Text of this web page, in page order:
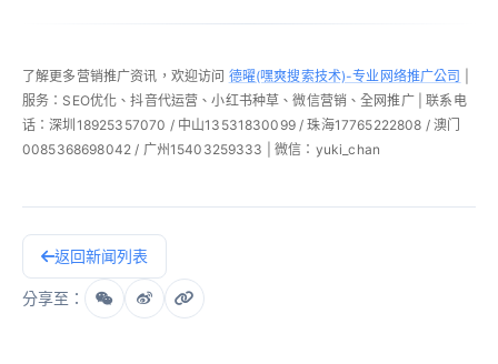
了解更多营销推广资讯，欢迎访问 德曜(嘿爽搜索技术)-专业网络推广公司
服务：SEO优化、抖音代运营、小红书种草、微信营销、全网推广 | 联系电
话：深圳18925357070 / 中山13531830099 / 珠海17765222808 / 澳门
0085368698042 / 广州15403259333 | 微信：yuki_chan
返回新闻列表
分享至：